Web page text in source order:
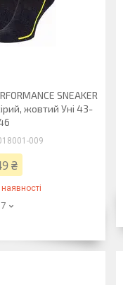
SNEAKER
жовтий Уні 43-
009
₴